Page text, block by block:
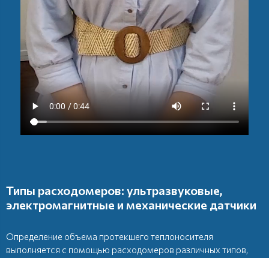
Типы расходомеров: ультразвуковые,
электромагнитные и механические датчики
Определение объема протекшего теплоносителя
выполняется с помощью расходомеров различных типов,